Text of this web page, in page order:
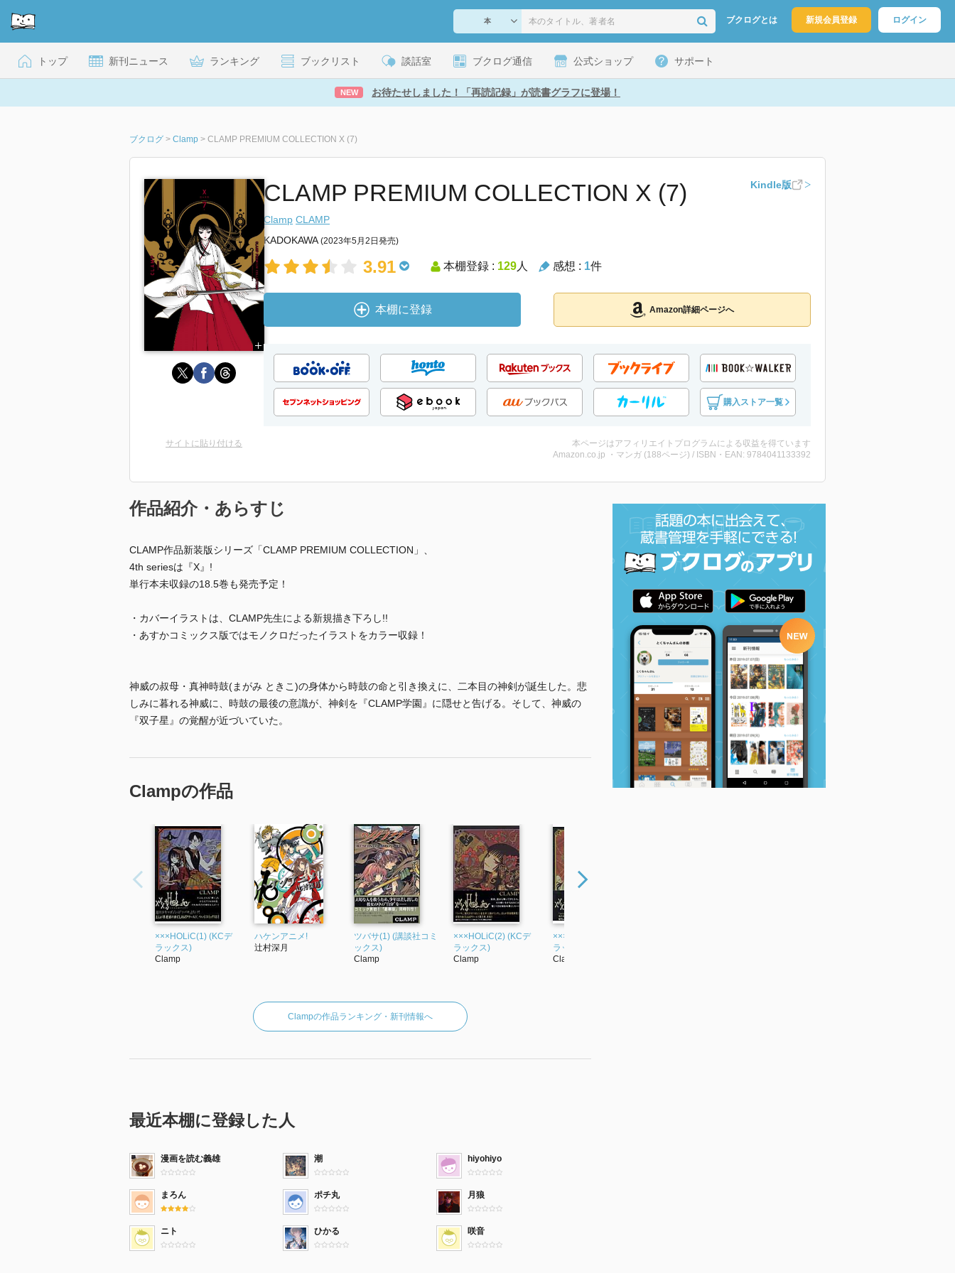
ブクログとは 新規会員登録 ログイン
トップ 新刊ニュース ランキング ブックリスト 談話室 ブクログ通信 公式ショップ サポート
NEW お待たせしました！「再読記録」が読書グラフに登場！
ブクログ > Clamp > CLAMP PREMIUM COLLECTION X (7)
CLAMP PREMIUM COLLECTION X (7) Kindle版
Clamp CLAMP
KADOKAWA(2023年5月2日発売)
3.91 本棚登録 : 129人 感想 : 1件
本棚に登録 Amazon詳細ページへ
購入ストア一覧
サイトに貼り付ける
本ページはアフィリエイトプログラムによる収益を得ています
Amazon.co.jp ・マンガ (188ページ) / ISBN・EAN: 9784041133392
作品紹介・あらすじ
CLAMP作品新装版シリーズ「CLAMP PREMIUM COLLECTION」、
4th seriesは『X』!
単行本未収録の18.5巻も発売予定！
・カバーイラストは、CLAMP先生による新規描き下ろし!!
・あすかコミックス版ではモノクロだったイラストをカラー収録！
神威の叔母・真神時鼓(まがみ ときこ)の身体から時鼓の命と引き換えに、二本目の神剣が誕生した。悲
しみに暮れる神威に、時鼓の最後の意識が、神剣を『CLAMP学園』に隠せと告げる。そして、神威の
『双子星』の覚醒が近づいていた。
Clampの作品
×××HOLiC(1) (KCデ
ラックス)
Clamp
ハケンアニメ!
辻村深月
ツバサ(1) (講談社コミ
ックス)
Clamp
×××HOLiC(2) (KCデ
ラックス)
Clamp
×××HOLiC(3) (KCデ
ラックス)
Clamp
Clampの作品ランキング・新刊情報へ
最近本棚に登録した人
漫画を読む義雄 潮 hiyohiyo
まろん ポチ丸 月狼
ニト ひかる 咲音